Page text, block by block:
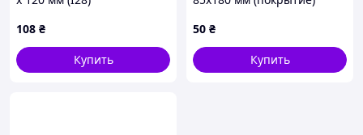
108 ₴
Купить
50 ₴
Купить